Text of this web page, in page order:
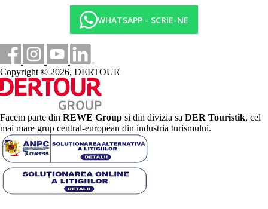
WHATSAPP - SCRIE-NE
Copyright © 2026, DERTOUR
Facem parte din REWE Group si din divizia sa DER Touristik, cel
mai mare grup central-european din industria turismului.